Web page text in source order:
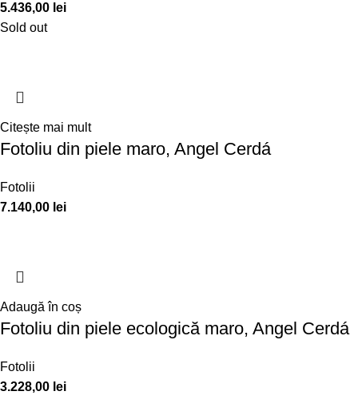
5.436,00 lei
Sold out
Citește mai mult
Fotoliu din piele maro, Angel Cerdá
Fotolii
7.140,00 lei
Adaugă în coș
Fotoliu din piele ecologică maro, Angel Cerdá
Fotolii
3.228,00 lei